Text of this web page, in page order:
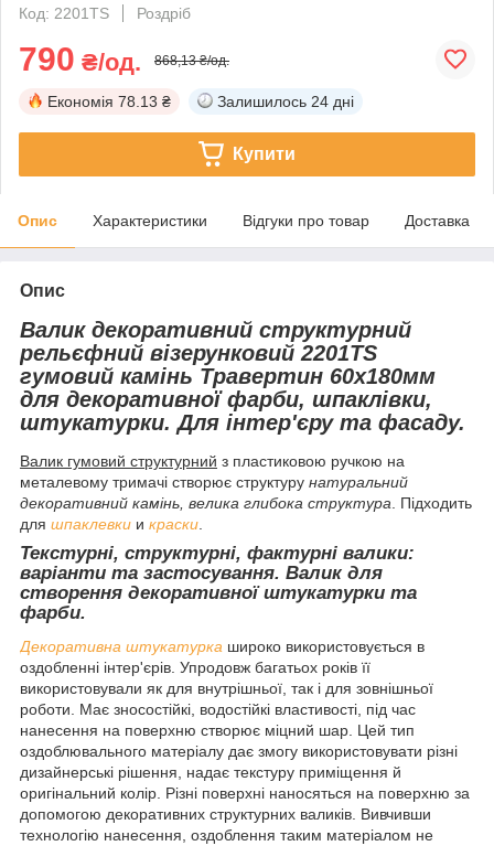
Код: 2201TS
Роздріб
790 ₴/од. 868,13 ₴/од.
Економія 78.13 ₴ Залишилось 24 дні
Купити
Опис Характеристики Відгуки про товар Доставка
Опис
Валик декоративний структурний
рельєфний візерунковий 2201TS
гумовий камінь Травертин 60х180мм
для декоративної фарби, шпаклівки,
штукатурки. Для інтер'єру та фасаду.
Валик гумовий структурний з пластиковою ручкою на
металевому тримачі створює структуру натуральний
декоративний камінь, велика глибока структура. Підходить
для шпаклевки и краски.
Текстурні, структурні, фактурні валики:
варіанти та застосування. Валик для
створення декоративної штукатурки та
фарби.
Декоративна штукатурка широко використовується в
оздобленні інтер'єрів. Упродовж багатьох років її
використовували як для внутрішньої, так і для зовнішньої
роботи. Має зносостійкі, водостійкі властивості, під час
нанесення на поверхню створює міцний шар. Цей тип
оздоблювального матеріалу дає змогу використовувати різні
дизайнерські рішення, надає текстуру приміщення й
оригінальний колір. Різні поверхні наносяться на поверхню за
допомогою декоративних структурних валиків. Вивчивши
технологію нанесення, оздоблення таким матеріалом не